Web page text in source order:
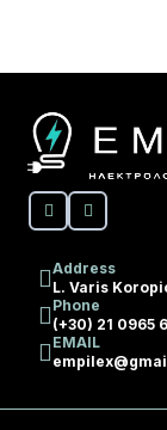
Address
L. Varis
Phone
(+30) 21 0965
EMAIL